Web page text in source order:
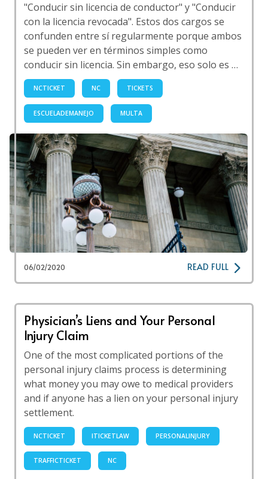
"Conducir sin licencia de conductor" y "Conducir
con la licencia revocada". Estos dos cargos se
confunden entre sí regularmente porque ambos
se pueden ver en términos simples como
conducir sin licencia. Sin embargo, eso solo es …
NCTICKET NC TICKETS
ESCUELADEMANEJO MULTA
06/02/2020 READ FULL
Physician’s Liens and Your Personal
Injury Claim
One of the most complicated portions of the
personal injury claims process is determining
what money you may owe to medical providers
and if anyone has a lien on your personal injury
settlement.
NCTICKET ITICKETLAW PERSONALINJURY
TRAFFICTICKET NC